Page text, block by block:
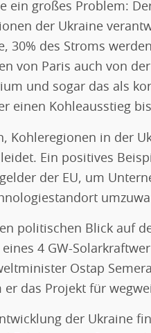
ein großes Problem:
der Ukraine
30% des Stroms
von Paris auch von
und sogar das als
einen Kohleausstieg
Kohleregionen in der
Ein positives
der EU, um
politischen Blick auf
4 GW-
Ostap
das Projekt für
der Ukraine